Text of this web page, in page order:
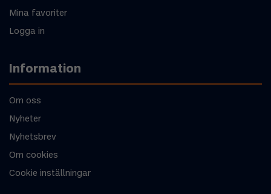
Mina favoriter
Logga in
Information
Om oss
Nyheter
Nyhetsbrev
Om cookies
Cookie inställningar